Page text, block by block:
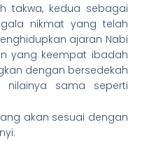
takwa, kedua sebagai
nikmat yang telah
ajaran Nabi
yang keempat ibadah
dengan bersedekah
nilainya sama seperti
akan sesuai dengan